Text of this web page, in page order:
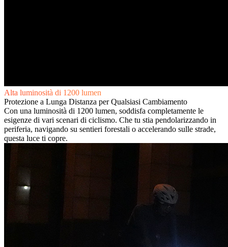
Alta luminosità di 1200 lumen
Protezione a Lunga Distanza per Qualsiasi Cambiamento
Con una luminosità di 1200 lumen, soddisfa completamente le
esigenze di vari scenari di ciclismo. Che tu stia pendolarizzando in
periferia, navigando su sentieri forestali o accelerando sulle strade,
questa luce ti copre.